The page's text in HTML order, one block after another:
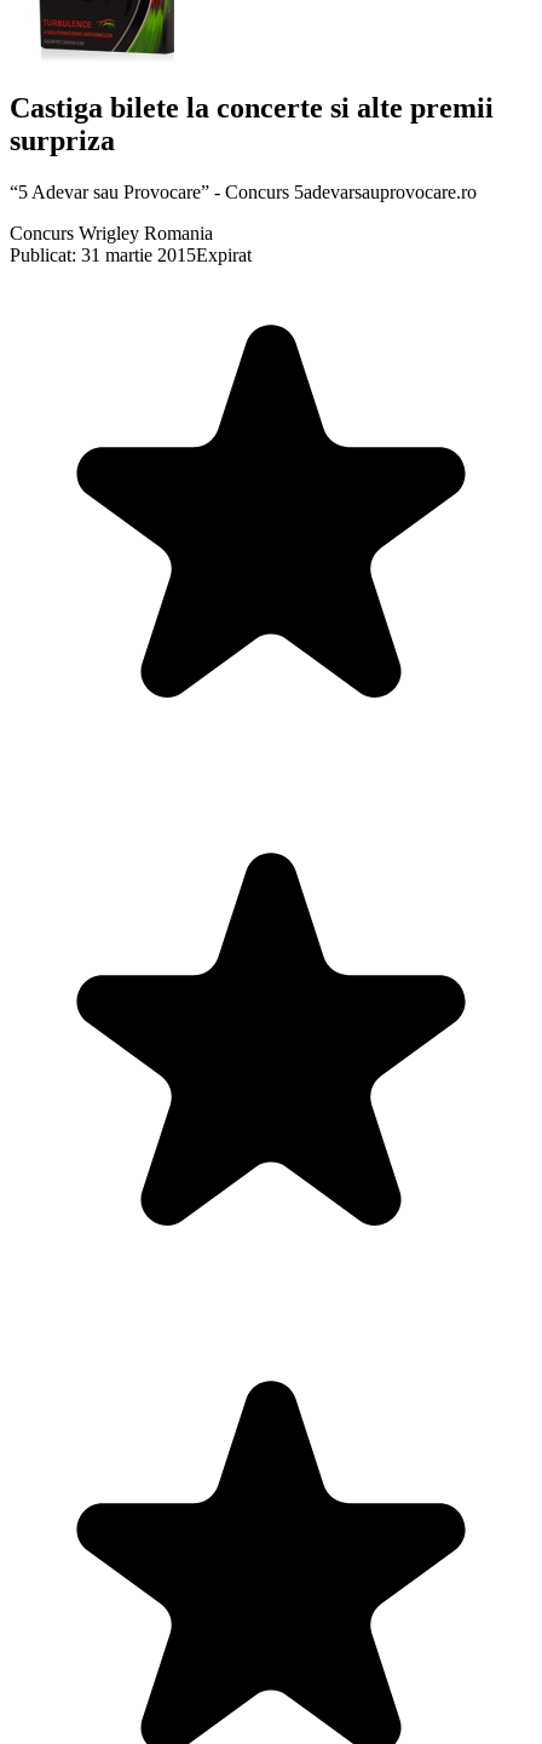
Castiga bilete la concerte si alte premii
surpriza
“5 Adevar sau Provocare” - Concurs 5adevarsauprovocare.ro
Concurs Wrigley Romania
Publicat: 31 martie 2015Expirat